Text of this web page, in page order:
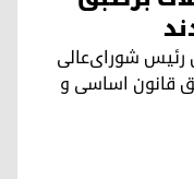
رئیس شورای‌عالی
قانون اساسی و